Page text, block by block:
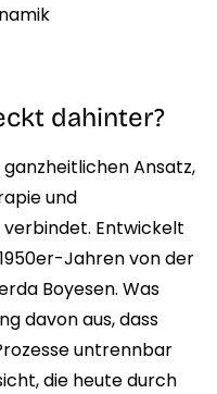
dahinter?
Ansatz,
und
Entwickelt
Jahren von der
Boyesen. Was
davon aus, dass
untrennbar
die heute durch